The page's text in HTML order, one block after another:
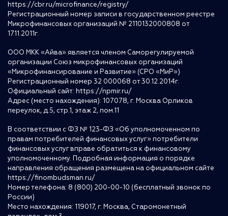
https://cbr.ru/microfinance/registry/
Регистрационный номер записи в государственном реестре
Микрофинансовых организаций № 2110132000808 от
17.11.2011г.
ООО МКК «Айва» является членом Саморегулируемой
организации Союз микрофинансовых организаций
«Микрофинансирование и Развитие» (СРО «МиР»)
Регистрационный номер 32 000068 от 30.12.2014г.
Официальный сайт: https://npmir.ru/
Адрес (место нахождения): 107078, г. Москва Орликов
переулок, д.5, стр.1, этаж 2, пом.11
В соответствии с ФЗ № 123-ФЗ «Об уполномоченном по
правам потребителей финансовых услуг» потребители
финансовых услуг вправе обратиться к финансовому
уполномоченному. Подробная информация о порядке
направления обращения размещена на официальном сайте
https://finombudsman.ru/
Номер телефона: 8 (800) 200-00-10 (бесплатный звонок по
России)
Место нахождения: 119017, г. Москва, Старомонетный